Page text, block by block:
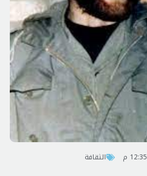
12:35 م الثقافة